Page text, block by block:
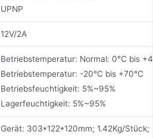
UPNP
12V/2A
Betriebstemperatur: Normal: 0°C bis
Betriebstemperatur: -20°C bis +70°C
Betriebsfeuchtigkeit: 5%~95%
Lagerfeuchtigkeit: 5%~95%
Gerät: 303*122*120mm; 1.42Kg/Stück;